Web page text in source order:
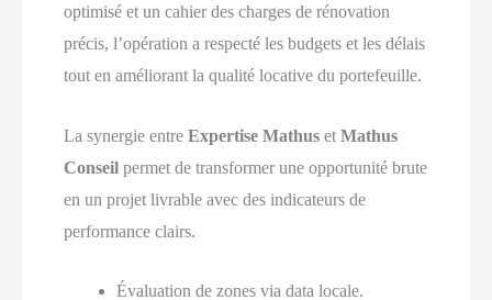
optimisé et un cahier des charges de rénovation
précis, l’opération a respecté les budgets et les délais
tout en améliorant la qualité locative du portefeuille.
La synergie entreExpertise Mathus etMathus
Conseil permet de transformer une opportunité brute
en un projet livrable avec des indicateurs de
performance clairs.
Évaluation de zones via data locale.